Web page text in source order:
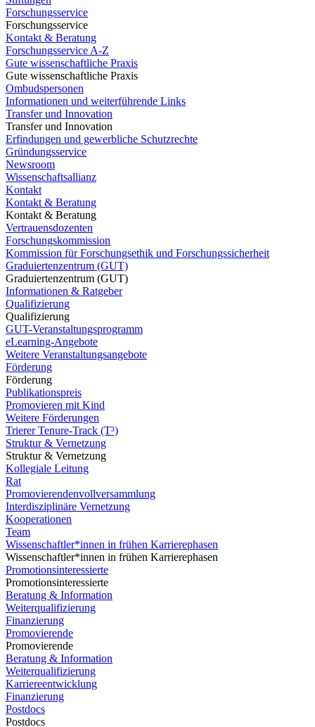
Forschungsservice
Forschungsservice
Kontakt & Beratung
Forschungsservice A-Z
Gute wissenschaftliche Praxis
Gute wissenschaftliche Praxis
Ombudspersonen
Informationen und weiterführende Links
Transfer und Innovation
Transfer und Innovation
Erfindungen und gewerbliche Schutzrechte
Gründungsservice
Newsroom
Wissenschaftsallianz
Kontakt
Kontakt & Beratung
Kontakt & Beratung
Vertrauensdozenten
Forschungskommission
Kommission für Forschungsethik und Forschungssicherheit
Graduiertenzentrum (GUT)
Graduiertenzentrum (GUT)
Informationen & Ratgeber
Qualifizierung
Qualifizierung
GUT-Veranstaltungsprogramm
eLearning-Angebote
Weitere Veranstaltungsangebote
Förderung
Förderung
Publikationspreis
Promovieren mit Kind
Weitere Förderungen
Trierer Tenure-Track (T³)
Struktur & Vernetzung
Struktur & Vernetzung
Kollegiale Leitung
Rat
Promovierendenvollversammlung
Interdisziplinäre Vernetzung
Kooperationen
Team
Wissenschaftler*innen in frühen Karrierephasen
Wissenschaftler*innen in frühen Karrierephasen
Promotionsinteressierte
Promotionsinteressierte
Beratung & Information
Weiterqualifizierung
Finanzierung
Promovierende
Promovierende
Beratung & Information
Weiterqualifizierung
Karriereentwicklung
Finanzierung
Postdocs
Postdocs